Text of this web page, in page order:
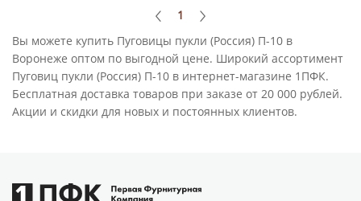
1
Вы можете купить Пуговицы пукли (Россия) П-10 в
Воронеже оптом по выгодной цене. Широкий ассортимент
Пуговиц пукли (Россия) П-10 в интернет-магазине 1ПФК.
Бесплатная доставка товаров при заказе от 20 000 рублей.
Акции и скидки для новых и постоянных клиентов.